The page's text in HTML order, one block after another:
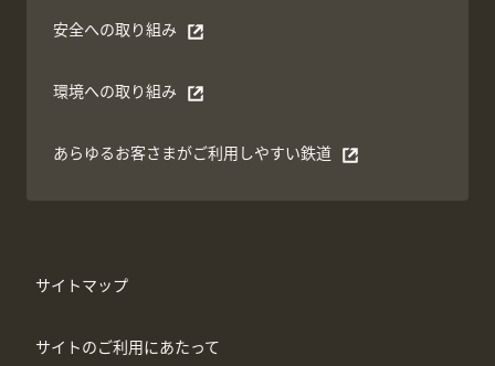
安全への取り組み
別ウィンドウで開く
環境への取り組み
別ウィンドウで開く
あらゆるお客さまがご利⽤しやすい鉄道
別ウィンドウで開く
サイトマップ
サイトのご利用にあたって